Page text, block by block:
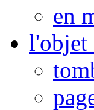
en
l'objet